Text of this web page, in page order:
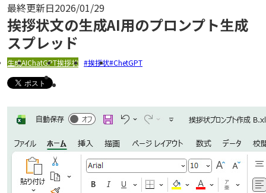
最終更新日2026/01/29
挨拶状文の生成AI用のプロンプト生成
スプレッド
生成AIChatGPT挨拶状 挨拶状 ChetGPT